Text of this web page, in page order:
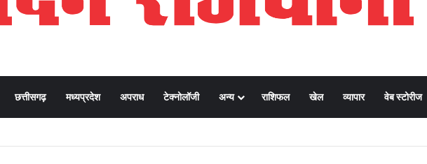
छत्तीसगढ़ मध्यप्रदेश अपराध टेक्नोलॉजी अन्य राशिफल खेल व्यापार वेब स्टोरीज